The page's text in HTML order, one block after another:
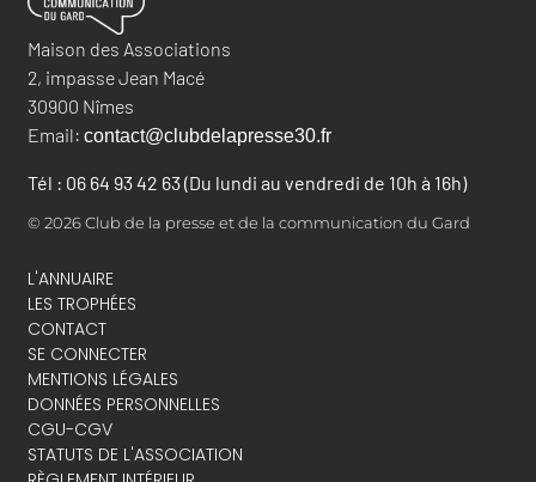
Maison des Associations
2, impasse Jean Macé
30900 Nîmes
Email: contact@clubdelapresse30.fr
Tél : 06 64 93 42 63 (Du lundi au vendredi de 10h à 16h)
© 2026 Club de la presse et de la communication du Gard
L'ANNUAIRE
LES TROPHÉES
CONTACT
SE CONNECTER
MENTIONS LÉGALES
DONNÉES PERSONNELLES
CGU-CGV
STATUTS DE L'ASSOCIATION